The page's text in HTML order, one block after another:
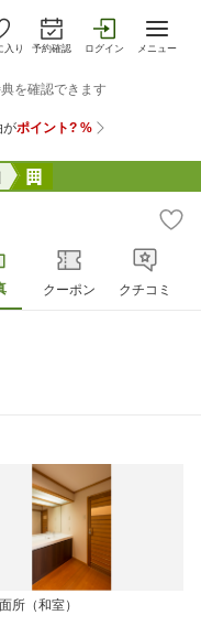
入り 予約確認 ログイン メニュー
クーポン クチコミ
所（和室）